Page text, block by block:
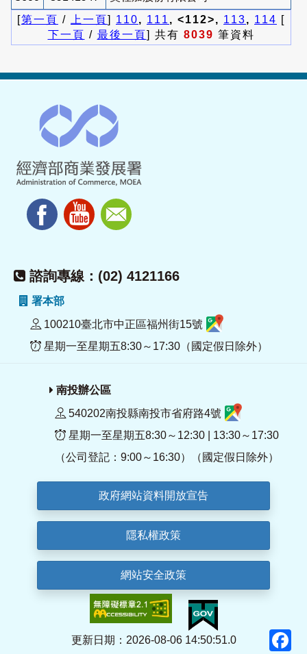
[第一頁 / 上一頁] 110, 111 , <112>, 113, 114 [
下一頁 / 最後一頁] 共有 8039 筆資料
諮詢專線：(02) 4121166
署本部
100210臺北市中正區福州街15號
星期一至星期五8:30～17:30（國定假日除外）
南投辦公區
540202南投縣南投市省府路4號
星期一至星期五8:30～12:30 | 13:30～17:30
（公司登記：9:00～16:30）（國定假日除外）
政府網站資料開放宣告
隱私權政策
網站安全政策
更新日期：2026-08-06 14:50:51.0